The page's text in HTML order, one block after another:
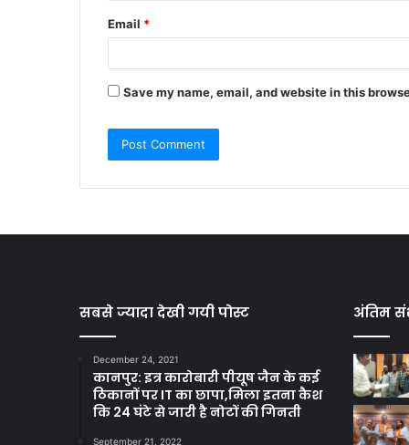
Email *
Save my name, email, and website in this
सबसे ज्यादा देखी गयी पोस्ट
December 24, 2021
कानपुर: इत्र कारोबारी पीयूष जैन के कई
ठिकानों पर IT का छापा,मिला इतना कैश
कि 24 घंटे से जारी है नोटों की गिनती
September 21, 2022
अंतिम